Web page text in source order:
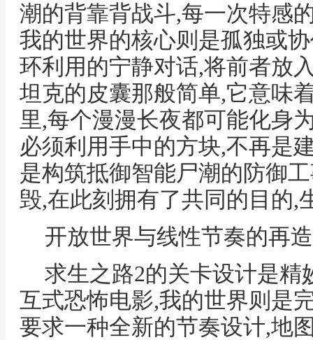
潮的背靠背战斗,每一次特感
我的世界的核心则是孤独或
环利用的宁静对话,将前者放
坦克的皮囊那般简单,它意味
里,每个漫漫长夜都可能化身
必须利用手中的方块,不再是
是构筑抵御智能尸潮的防御
毁,在此刻拥有了共同的目的,
开放世界与线性节奏的再造
求生之路2的关卡设计是精
互式恐怖电影,我的世界则是
要求一种全新的节奏设计,地